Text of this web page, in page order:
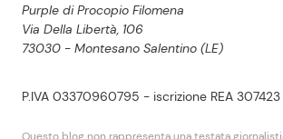
Purple di Procopio Filomena
Via Della Libertà, 106
73030 - Montesano Salentino (LE)
P.IVA 03370960795 - iscrizione REA 307423